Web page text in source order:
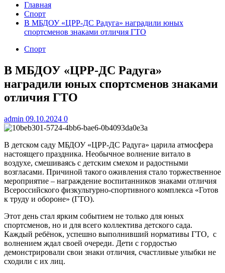
Главная
Спорт
В МБДОУ «ЦРР-ДС Радуга» наградили юных
спортсменов знаками отличия ГТО
Спорт
В МБДОУ «ЦРР-ДС Радуга»
наградили юных спортсменов знаками
отличия ГТО
admin 09.10.2024 0
В детском саду МБДОУ «ЦРР-ДС Радуга» царила атмосфера
настоящего праздника. Необычное волнение витало в
воздухе, смешиваясь с детским смехом и радостными
возгласами. Причиной такого оживления стало торжественное
мероприятие – награждение воспитанников знаками отличия
Всероссийского физкультурно-спортивного комплекса «Готов
к труду и обороне» (ГТО).
Этот день стал ярким событием не только для юных
спортсменов, но и для всего коллектива детского сада.
Каждый ребёнок, успешно выполнивший нормативы ГТО, с
волнением ждал своей очереди. Дети с гордостью
демонстрировали свои знаки отличия, счастливые улыбки не
сходили с их лиц.